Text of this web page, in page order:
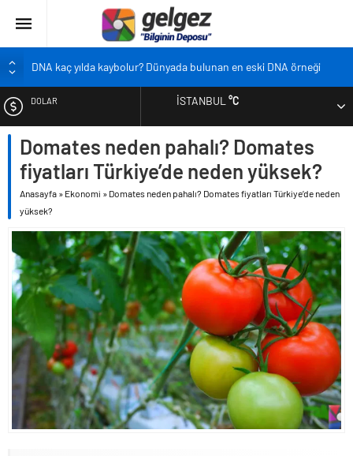
DNA kaç yılda kaybolur? Dünyada bulunan en eski DNA örneği
Pandemi bebekleri neden diğer bebeklerden farklı?
Siyah çay içmek ölüm riskini azaltıyor
Çocukların boyu artık önceden belirlenebilecek
DOLAR
EURO
ALTIN
İSTANBUL°C
Domates neden pahalı? Domates
fiyatları Türkiye’de neden yüksek?
Anasayfa » Ekonomi » Domates neden pahalı? Domates fiyatları Türkiye’de neden
yüksek?